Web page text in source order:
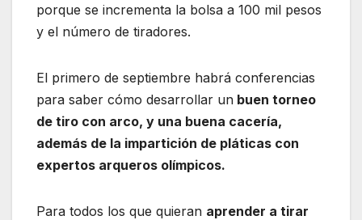
porque se incrementa la bolsa a 100 mil pesos
y el número de tiradores.
El primero de septiembre habrá conferencias
para saber cómo desarrollar un buen torneo
de tiro con arco, y una buena cacería,
además de la impartición de pláticas con
expertos arqueros olímpicos.
Para todos los que quieran aprender a tirar